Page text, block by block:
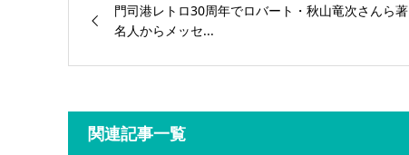
門司港レトロ30周年でロバート・秋山竜次さんら著
名人からメッセ...
関連記事一覧